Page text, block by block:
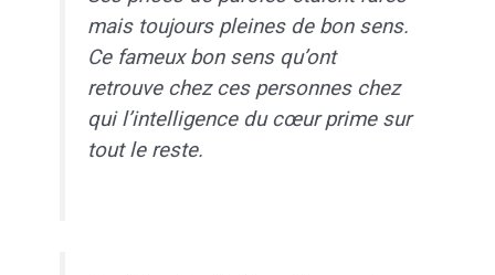
mais toujours pleines de bon sens.
Ce fameux bon sens qu’ont
retrouve chez ces personnes chez
qui l’intelligence du cœur prime sur
tout le reste.